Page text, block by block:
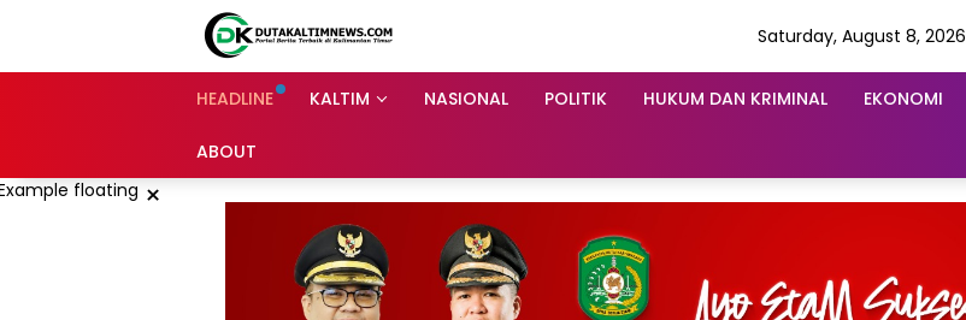
Saturday, August 8, 2026
HEADLINE KALTIM NASIONAL POLITIK HUKUM DAN KRIMINAL EKONOMI
ABOUT
×